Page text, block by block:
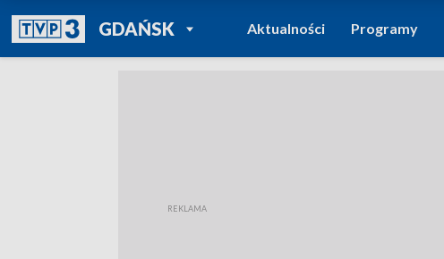
GDAŃSKPOWRÓT DO
TVP REGIONY
Aktualności Programy